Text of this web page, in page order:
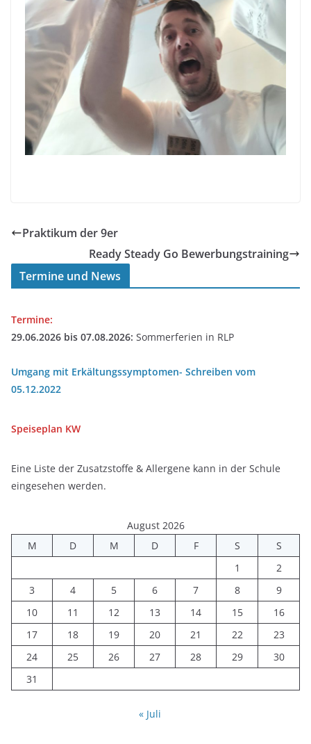
Praktikum der 9er
Ready Steady Go Bewerbungstraining
Termine und News
Termine:
29.06.2026 bis 07.08.2026: Sommerferien in RLP
Umgang mit Erkältungssymptomen- Schreiben vom
05.12.2022
Speiseplan KW
Eine Liste der Zusatzstoffe & Allergene kann in der Schule
eingesehen werden.
August 2026
M
D M D F S
S
1
2
3
4 5 6 7 8
9
10
11 12 13 14 15
16
17
18 19 20 21 22
23
24
25 26 27 28 29
30
31
« Juli